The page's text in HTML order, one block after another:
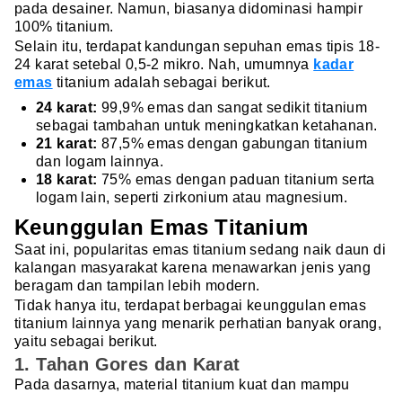
pada desainer. Namun, biasanya didominasi hampir
100% titanium.
Selain itu, terdapat kandungan sepuhan emas tipis 18-
24 karat setebal 0,5-2 mikro. Nah, umumnya kadar
emas titanium adalah sebagai berikut.
24 karat: 99,9% emas dan sangat sedikit titanium
sebagai tambahan untuk meningkatkan ketahanan.
21 karat: 87,5% emas dengan gabungan titanium
dan logam lainnya.
18 karat: 75% emas dengan paduan titanium serta
logam lain, seperti zirkonium atau magnesium.
Keunggulan Emas Titanium
Saat ini, popularitas emas titanium sedang naik daun di
kalangan masyarakat karena menawarkan jenis yang
beragam dan tampilan lebih modern.
Tidak hanya itu, terdapat berbagai keunggulan emas
titanium lainnya yang menarik perhatian banyak orang,
yaitu sebagai berikut.
1. Tahan Gores dan Karat
Pada dasarnya, material titanium kuat dan mampu